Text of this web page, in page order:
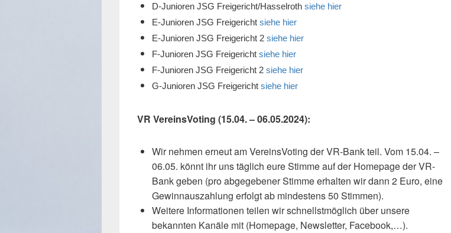
D-Junioren JSG Freigericht/Hasselroth siehe hier
E-Junioren JSG Freigericht siehe hier
E-Junioren JSG Freigericht 2 siehe hier
F-Junioren JSG Freigericht siehe hier
F-Junioren JSG Freigericht 2 siehe hier
G-Junioren JSG Freigericht siehe hier
VR VereinsVoting (15.04. – 06.05.2024):
Wir nehmen erneut am VereinsVoting der VR-Bank teil. Vom 15.04. –
06.05. könnt ihr uns täglich eure Stimme auf der Homepage der VR-
Bank geben (pro abgegebener Stimme erhalten wir dann 2 Euro, eine
Gewinnauszahlung erfolgt ab mindestens 50 Stimmen).
Weitere Informationen teilen wir schnellstmöglich über unsere
bekannten Kanäle mit (Homepage, Newsletter, Facebook,…).